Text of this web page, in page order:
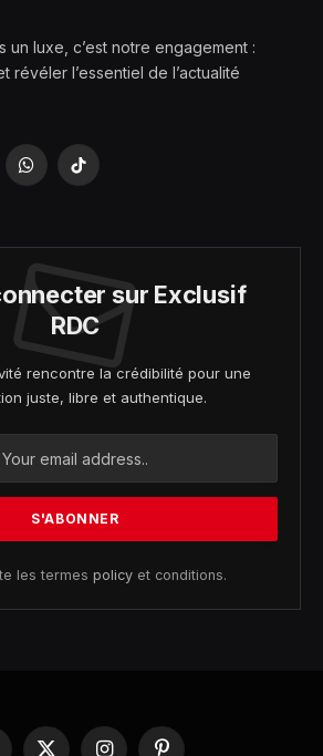
un luxe, c’est notre engagement :
révéler l’essentiel de l’actualité
WhatsAppTikTok
sur Exclusif
RDC
rencontre la crédibilité pour une
juste, libre et authentique.
les termes policy et conditions.